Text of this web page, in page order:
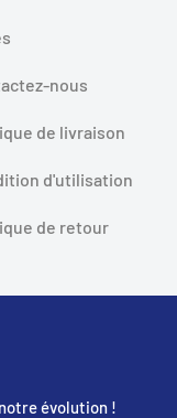
nous
de livraison
d'utilisation
de retour
évolution !